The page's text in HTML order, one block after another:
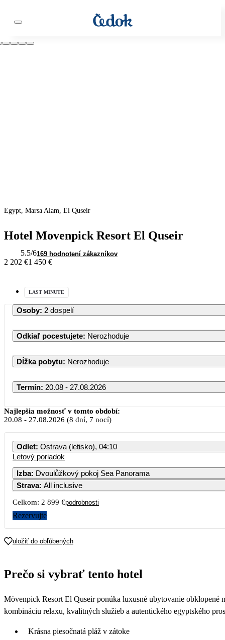
Egypt, Marsa Alam, El Quseir
Hotel Movenpick Resort El Quseir
5.5/6169 hodnotení zákazníkov
2 202 €1 450 €
LAST MINUTE
Osoby: 2 dospelí
Odkiaľ pocestujete: Nerozhoduje
Dĺžka pobytu: Nerozhoduje
Termín: 20.08 - 27.08.2026
Najlepšia možnosť v tomto období:
20.08 - 27.08.2026 (8 dní, 7 nocí)
Odlet: Ostrava (letisko), 04:10
Letový poriadok
Izba: Dvoulůžkový pokoj Sea Panorama
Strava: All inclusive
Celkom: 2 899 €podrobnosti
Rezervujte
uložiť do obľúbených
Prečo si vybrať tento hotel
Mövenpick Resort El Quseir ponúka luxusné ubytovanie
kombináciu relaxu, kvalitných služieb a autentického egyptského
Krásna piesočnatá pláž v zátoke